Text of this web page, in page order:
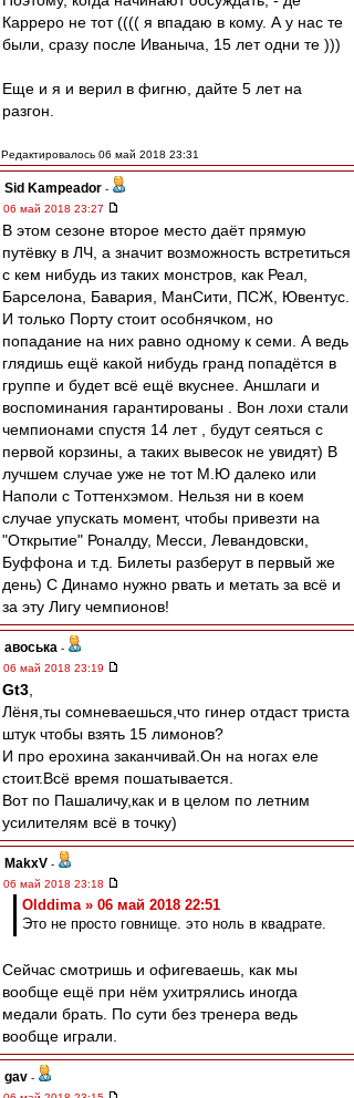
Карреро не тот (((( я впадаю в кому. А у нас те
были, сразу после Иваныча, 15 лет одни те )))
Еще и я и верил в фигню, дайте 5 лет на
разгон.
Редактировалось 06 май 2018 23:31
Sid Kampeador -
06 май 2018 23:27
В этом сезоне второе место даёт прямую
путёвку в ЛЧ, а значит возможность встретиться
с кем нибудь из таких монстров, как Реал,
Барселона, Бавария, МанСити, ПСЖ, Ювентус.
И только Порту стоит особнячком, но
попадание на них равно одному к семи. А ведь
глядишь ещё какой нибудь гранд попадётся в
группе и будет всё ещё вкуснее. Аншлаги и
воспоминания гарантированы . Вон лохи стали
чемпионами спустя 14 лет , будут сеяться с
первой корзины, а таких вывесок не увидят) В
лучшем случае уже не тот М.Ю далеко или
Наполи с Тоттенхэмом. Нельзя ни в коем
случае упускать момент, чтобы привезти на
"Открытие" Роналду, Месси, Левандовски,
Буффона и т.д. Билеты разберут в первый же
день) С Динамо нужно рвать и метать за всё и
за эту Лигу чемпионов!
авоська -
06 май 2018 23:19
Gt3
Лёня,ты сомневаешься,что гинер отдаст триста
штук чтобы взять 15 лимонов?
И про ерохина заканчивай.Он на ногах еле
стоит.Всё время пошатывается.
Вот по Пашаличу,как и в целом по летним
усилителям всё в точку)
MakxV -
06 май 2018 23:18
Olddima » 06 май 2018 22:51
Это не просто говнище. это ноль в квадрате.
Сейчас смотришь и офигеваешь, как мы
вообще ещё при нём ухитрялись иногда
медали брать. По сути без тренера ведь
вообще играли.
gav -